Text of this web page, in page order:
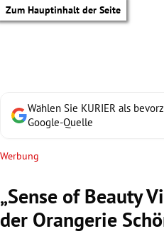
Zum Hauptinhalt der Seite
Wählen Sie KURIER als
Google-Quelle
Werbung
„Sense of Beauty
der Orangerie